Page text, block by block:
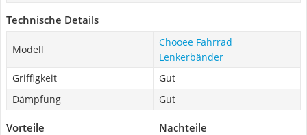
Technische Details
Modell
Chooee Fahrrad
Lenkerbänder
Griffigkeit
Gut
Dämpfung
Gut
Vorteile Nachteile